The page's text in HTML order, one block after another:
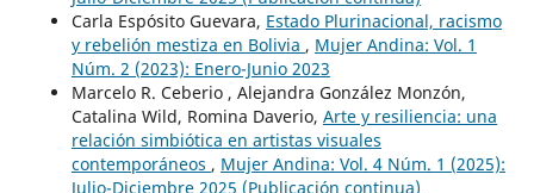
Carla Espósito Guevara, Estado Plurinacional, racismo
y rebelión mestiza en Bolivia , Mujer Andina: Vol. 1
Núm. 2 (2023): Enero-Junio 2023
Marcelo R. Ceberio , Alejandra González Monzón,
Catalina Wild, Romina Daverio, Arte y resiliencia: una
relación simbiótica en artistas visuales
contemporáneos , Mujer Andina: Vol. 4 Núm. 1 (2025):
Julio-Diciembre 2025 (Publicación continua)